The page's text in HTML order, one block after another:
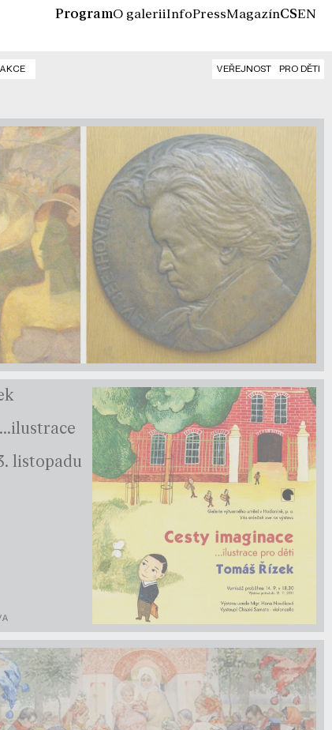
ProgramO galeriiInfoPressMagazínCSEN
AKCE VEŘEJNOST PRO DĚTI
listopadu